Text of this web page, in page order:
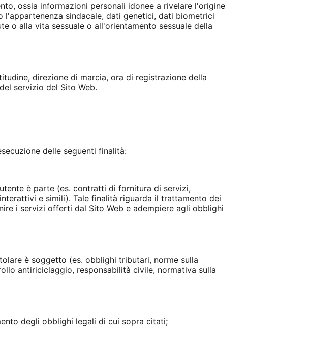
ossia informazioni personali idonee a rivelare l'origine
sindacale, dati genetici, dati biometrici
o alla vita sessuale o all'orientamento sessuale della
direzione di marcia, ora di registrazione della
servizio del Sito Web.
delle seguenti finalità:
è parte (es. contratti di fornitura di servizi,
e simili). Tale finalità riguarda il trattamento dei
i servizi offerti dal Sito Web e adempiere agli obblighi
è soggetto (es. obblighi tributari, norme sulla
antiriciclaggio, responsabilità civile, normativa sulla
degli obblighi legali di cui sopra citati;